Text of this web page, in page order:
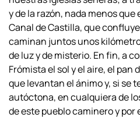
y de la razón, nada menos que
Canal de Castilla, que
caminan juntos unos
de luz y de misterio. En fin, a
Frómista el sol y el aire, el pan
que levantan el ánimo y, si se
autóctona, en cualquiera de
de este pueblo caminero y por